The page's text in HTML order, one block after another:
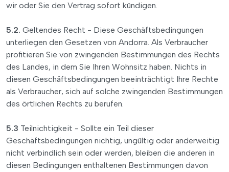
wir oder Sie den Vertrag sofort kündigen.
5.2. Geltendes Recht - Diese Geschäftsbedingungen
unterliegen den Gesetzen von Andorra. Als Verbraucher
profitieren Sie von zwingenden Bestimmungen des Rechts
des Landes, in dem Sie Ihren Wohnsitz haben. Nichts in
diesen Geschäftsbedingungen beeinträchtigt Ihre Rechte
als Verbraucher, sich auf solche zwingenden Bestimmungen
des örtlichen Rechts zu berufen.
5.3 Teilnichtigkeit - Sollte ein Teil dieser
Geschäftsbedingungen nichtig, ungültig oder anderweitig
nicht verbindlich sein oder werden, bleiben die anderen in
diesen Bedingungen enthaltenen Bestimmungen davon